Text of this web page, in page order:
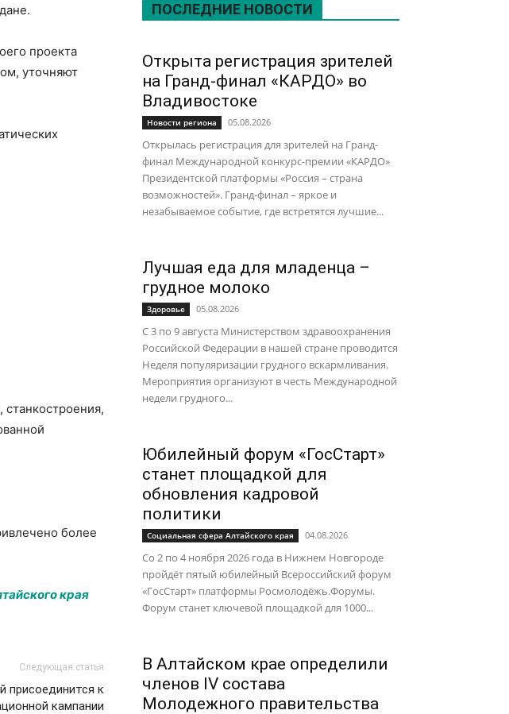
проекта
уточняют
более
края
Следующая статья
присоединится к
кампании
ПОСЛЕДНИЕ НОВОСТИ
Открыта регистрация зрителей
на Гранд-финал «КАРДО» во
Владивостоке
Новости региона 05.08.2026
Открылась регистрация для зрителей на Гранд-
финал Международной конкурс-премии «КАРДО»
Президентской платформы «Россия – страна
возможностей». Гранд-финал – яркое и
незабываемое событие, где встретятся лучшие...
Лучшая еда для младенца –
грудное молоко
Здоровье 05.08.2026
С 3 по 9 августа Министерством здравоохранения
Российской Федерации в нашей стране проводится
Неделя популяризации грудного вскармливания.
Мероприятия организуют в честь Международной
недели грудного...
Юбилейный форум «ГосСтарт»
станет площадкой для
обновления кадровой
политики
Социальная сфера Алтайского края 04.08.2026
Со 2 по 4 ноября 2026 года в Нижнем Новгороде
пройдёт пятый юбилейный Всероссийский форум
«ГосСтарт» платформы Росмолодёжь.Форумы.
Форум станет ключевой площадкой для 1000...
В Алтайском крае определили
членов IV состава
Молодежного правительства